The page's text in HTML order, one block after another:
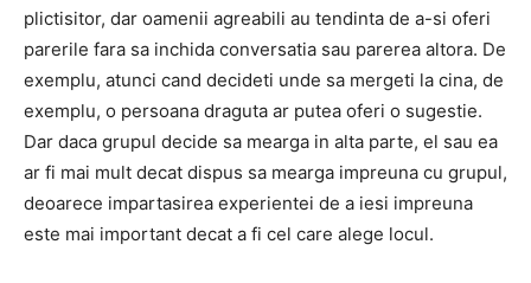
plictisitor, dar oamenii agreabili au tendinta de a-si oferi
parerile fara sa inchida conversatia sau parerea altora. De
exemplu, atunci cand decideti unde sa mergeti la cina, de
exemplu, o persoana draguta ar putea oferi o sugestie.
Dar daca grupul decide sa mearga in alta parte, el sau ea
ar fi mai mult decat dispus sa mearga impreuna cu grupul,
deoarece impartasirea experientei de a iesi impreuna
este mai important decat a fi cel care alege locul.